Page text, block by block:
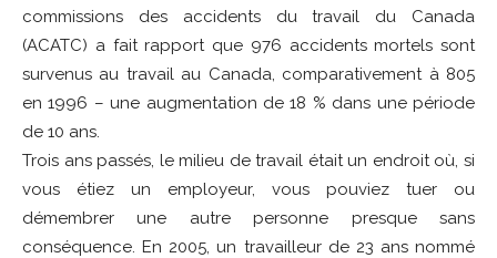
commissions des accidents du travail du Canada
(ACATC) a fait rapport que 976 accidents mortels sont
survenus au travail au Canada, comparativement à 805
en 1996 – une augmentation de 18 % dans une période
de 10 ans.
Trois ans passés, le milieu de travail était un endroit où, si
vous étiez un employeur, vous pouviez tuer ou
démembrer une autre personne presque sans
conséquence. En 2005, un travailleur de 23 ans nommé